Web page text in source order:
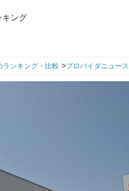
キング
ランキング・比較 >プロバイダニュース